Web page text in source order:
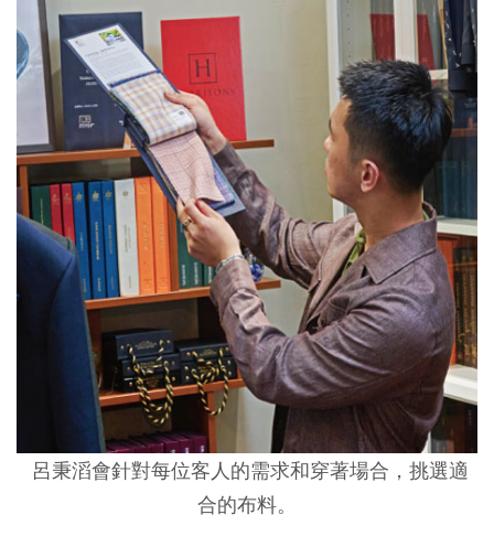
呂秉滔會針對每位客人的需求和穿著場合，挑選適
合的布料。